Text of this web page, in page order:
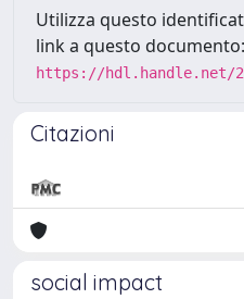
Utilizza questo
link a questo documento:
https://hdl.handle.net/
Citazioni
social impact